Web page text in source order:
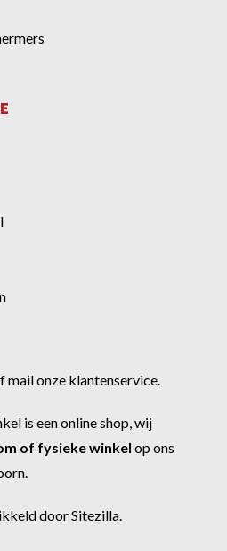
mail onze klantenservice
is een online shop, wij
of fysieke winkel op ons
doorSitezilla